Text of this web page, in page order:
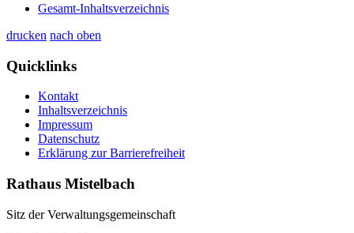
Gesamt-Inhaltsverzeichnis
drucken nach oben
Quicklinks
Kontakt
Inhaltsverzeichnis
Impressum
Datenschutz
Erklärung zur Barrierefreiheit
Rathaus Mistelbach
Sitz der Verwaltungsgemeinschaft